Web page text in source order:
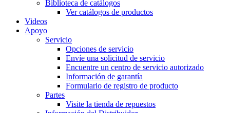
Biblioteca de catálogos
Ver catálogos de productos
Videos
Apoyo
Servicio
Opciones de servicio
Envíe una solicitud de servicio
Encuentre un centro de servicio autorizado
Información de garantía
Formulario de registro de producto
Partes
Visite la tienda de repuestos